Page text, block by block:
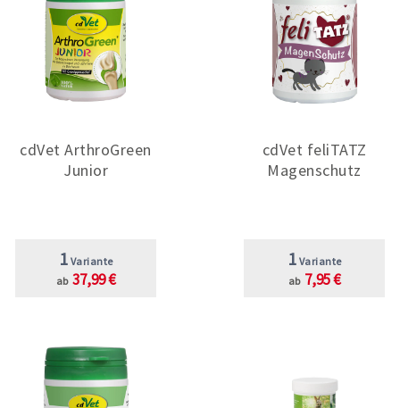
cdVet ArthroGreen
Junior
1 Variante
ab 37,99 €
cdVet feliTATZ
Magenschutz
1 Variante
ab 7,95 €